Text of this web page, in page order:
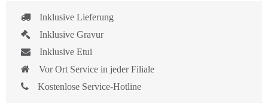
Inklusive Lieferung
Inklusive Gravur
Inklusive Etui
Vor Ort Service in jeder Filiale
Kostenlose Service-Hotline